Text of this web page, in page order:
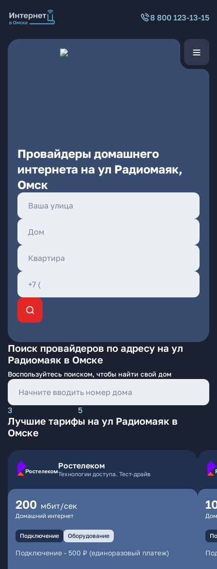
8 800 123-13-15
Провайдеры домашнего
интернета на ул Радиомаяк,
Омск
Поиск провайдеров по адресу на ул
Радиомаяк в Омске
Воспользуйтесь поиском, чтобы найти свой дом
3 5
Лучшие тарифы на ул Радиомаяк в
Омске
Ростелеком
Технологии доступа. Тест-драйв
200 мбит/сек
Домашний интернет
Подключение Оборудование
Подключение - 500 ₽ (единоразовый платеж)